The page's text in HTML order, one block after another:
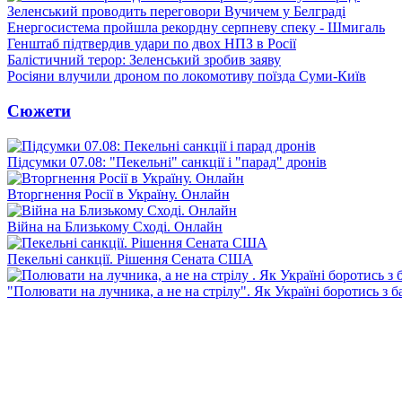
Зеленський проводить переговори Вучичем у Белграді
Енергосистема пройшла рекордну серпневу спеку - Шмигаль
Генштаб підтвердив удари по двох НПЗ в Росії
Балістичний терор: Зеленський зробив заяву
Росіяни влучили дроном по локомотиву поїзда Суми-Київ
Сюжети
Підсумки 07.08: "Пекельні" санкції і "парад" дронів
Вторгнення Росії в Україну. Онлайн
Війна на Близькому Сході. Онлайн
Пекельні санкції. Рішення Сената США
"Полювати на лучника, а не на стрілу". Як Україні боротись з